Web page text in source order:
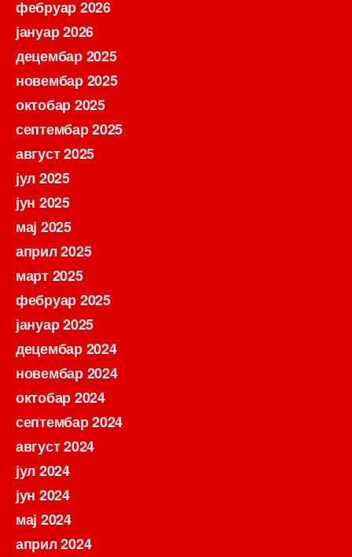
фебруар 2026
јануар 2026
децембар 2025
новембар 2025
октобар 2025
септембар 2025
август 2025
јул 2025
јун 2025
мај 2025
април 2025
март 2025
фебруар 2025
јануар 2025
децембар 2024
новембар 2024
октобар 2024
септембар 2024
август 2024
јул 2024
јун 2024
мај 2024
април 2024